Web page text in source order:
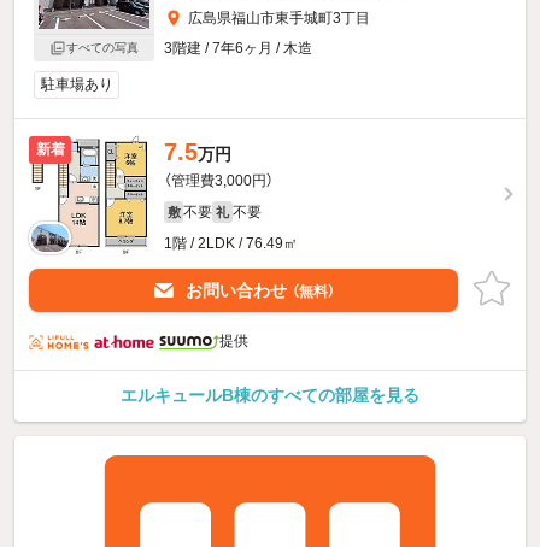
すべての写真
広島県福山市東手城町3丁目
3階建 / 7年6ヶ月 / 木造
駐車場あり
新着 7.5万円
（管理費3,000円）
敷 不要 礼 不要
1階 / 2LDK / 76.49㎡
お問い合わせ （無料）
提供
エルキュールB棟のすべての部屋を見る